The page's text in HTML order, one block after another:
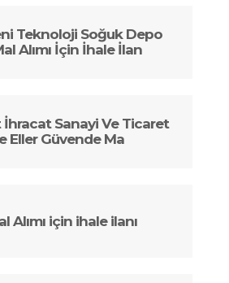
Teknoloji Soğuk Depo
Alımı İçin İhale İlan
Sanayi Ve Ticaret
Eller Güvende Ma
Alımı için ihale ilanı